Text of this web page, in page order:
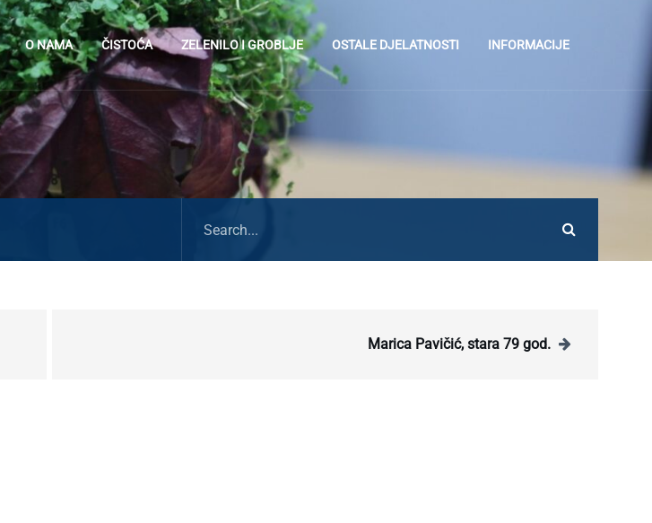
O NAMA ČISTOĆA ZELENILO I GROBLJE OSTALE DJELATNOSTI INFORMACIJE
Marica Pavičić, stara 79 god.